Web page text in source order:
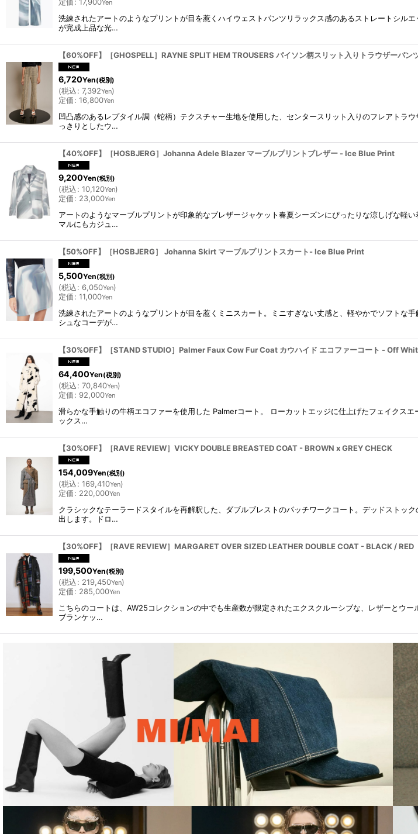
並び順 :
ブランド
Yen
洗練されたアートのようなプリントが目を惹くハイウェストパンツリラックス感のあるストレートシ
が完成上品な光…
【60%OFF】［GHOSPELL］RAYNE SPLIT HEM TROUSERS パイソン柄スリット入りトラウザーパン
6,720Yen(税別)
(税込: 7,392Yen)
定価: 16,800Yen
凹凸感のあるレプタイル調（蛇柄）テクスチャー生地を使用した、センタースリット入りのフレアト
っきりとしたウ…
【40%OFF】［HOSBJERG］Johanna Adele Blazer マーブルプリントブレザー - Ice Blue Print
9,200Yen(税別)
(税込: 10,120Yen)
定価: 23,000Yen
アートのようなマーブルプリントが印象的なブレザージャケット春夏シーズンにぴったりな涼しげな
マルにもカジュ…
【50%OFF】［HOSBJERG］ Johanna Skirt マーブルプリントスカート- Ice Blue Print
5,500Yen(税別)
(税込: 6,050Yen)
定価: 11,000Yen
洗練されたアートのようなプリントが目を惹くミニスカート。ミニすぎない丈感と、軽やかでソフトな
シュなコーデが…
【30%OFF】［STAND STUDIO］Palmer Faux Cow Fur Coat カウハイド エコファーコート - Off
64,400Yen(税別)
(税込: 70,840Yen)
定価: 92,000Yen
滑らかな手触りの牛柄エコファーを使用した Palmerコート。 ローカットエッジに仕上げたフェイクス
ックス…
【30%OFF】［RAVE REVIEW］VICKY DOUBLE BREASTED COAT - BROWN x GREY CHECK
154,009Yen(税別)
(税込: 169,410Yen)
定価: 220,000Yen
クラシックなテーラードスタイルを再解釈した、ダブルブレストのパッチワークコート。デッドスト
出します。ドロ…
【30%OFF】［RAVE REVIEW］MARGARET OVER SIZED LEATHER DOUBLE COAT - BLACK / RED
199,500Yen(税別)
(税込: 219,450Yen)
定価: 285,000Yen
こちらのコートは、AW25コレクションの中でも生産数が限定されたエクスクルーシブな、レザーとウ
ブランケッ…